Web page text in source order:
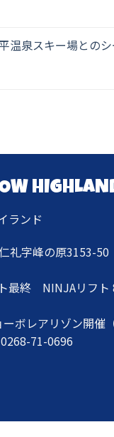
温泉スキー場との
ランド
礼字峰の原3153-50
終 NINJAリフト
ボレアリゾン開催
71-0696